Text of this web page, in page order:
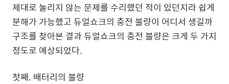
제대로 눌리지 않는 문제를 수리했던 적이 있던지라 쉽게
분해가 가능했고 듀얼쇼크의 충전 불량이 어디서 생길까
구조를 찾아본 결과 듀얼쇼크의 충전 불량은 크게 두 가지
정도로 예상되었다.
첫째. 배터리의 불량